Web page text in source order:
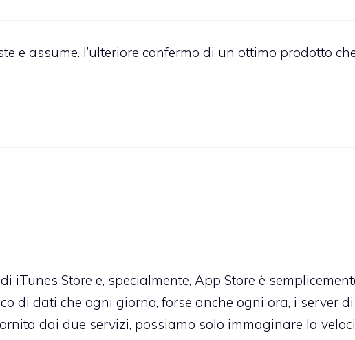
e assume. l’ulteriore confermo di un ottimo prodotto
iTunes Store e, specialmente, App Store è
di dati che ogni giorno, forse anche ogni ora, i server di
dai due servizi, possiamo solo immaginare la